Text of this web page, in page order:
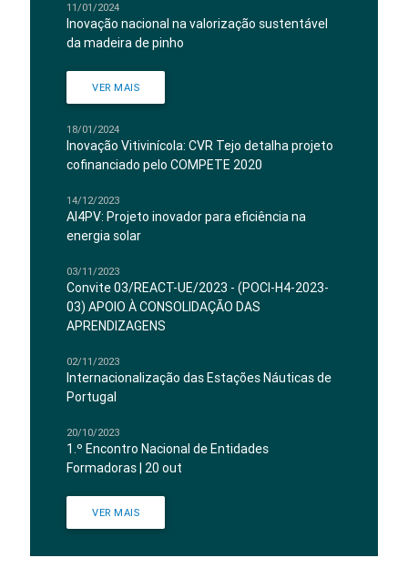
11/01/2024
Inovação nacional na valorização sustentável
da madeira de pinho
VER MAIS
18/01/2024
Inovação Vitivinícola: CVR Tejo detalha projeto
cofinanciado pelo COMPETE 2020
14/12/2023
AI4PV: Projeto inovador para eficiência na
energia solar
03/11/2023
Convite 03/REACT-UE/2023 - (POCI-H4-2023-
03) APOIO À CONSOLIDAÇÃO DAS
APRENDIZAGENS
02/11/2023
Internacionalização das Estações Náuticas de
Portugal
20/10/2023
1.º Encontro Nacional de Entidades
Formadoras | 20 out
VER MAIS